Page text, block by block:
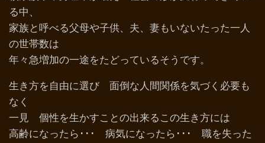
る中、
家族と呼べる父母や子供、夫、妻もいないたった一人
の世帯数は
年々急増加の一途をたどっているそうです。
生き方を自由に選び 面倒な人間関係を気づく必要も
なく
一見 個性を生かすことの出来るこの生き方には
高齢になったら･･･ 病気になったら･･･ 職を失った